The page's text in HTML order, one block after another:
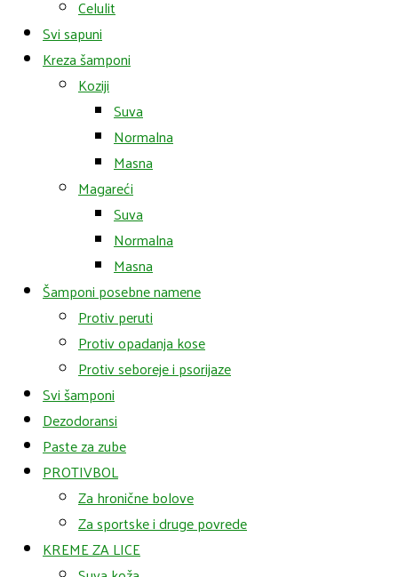
Celulit
Svi sapuni
Kreza šamponi
Koziji
Suva
Normalna
Masna
Magareći
Suva
Normalna
Masna
Šamponi posebne namene
Protiv peruti
Protiv opadanja kose
Protiv seboreje i psorijaze
Svi šamponi
Dezodoransi
Paste za zube
PROTIVBOL
Za hronične bolove
Za sportske i druge povrede
KREME ZA LICE